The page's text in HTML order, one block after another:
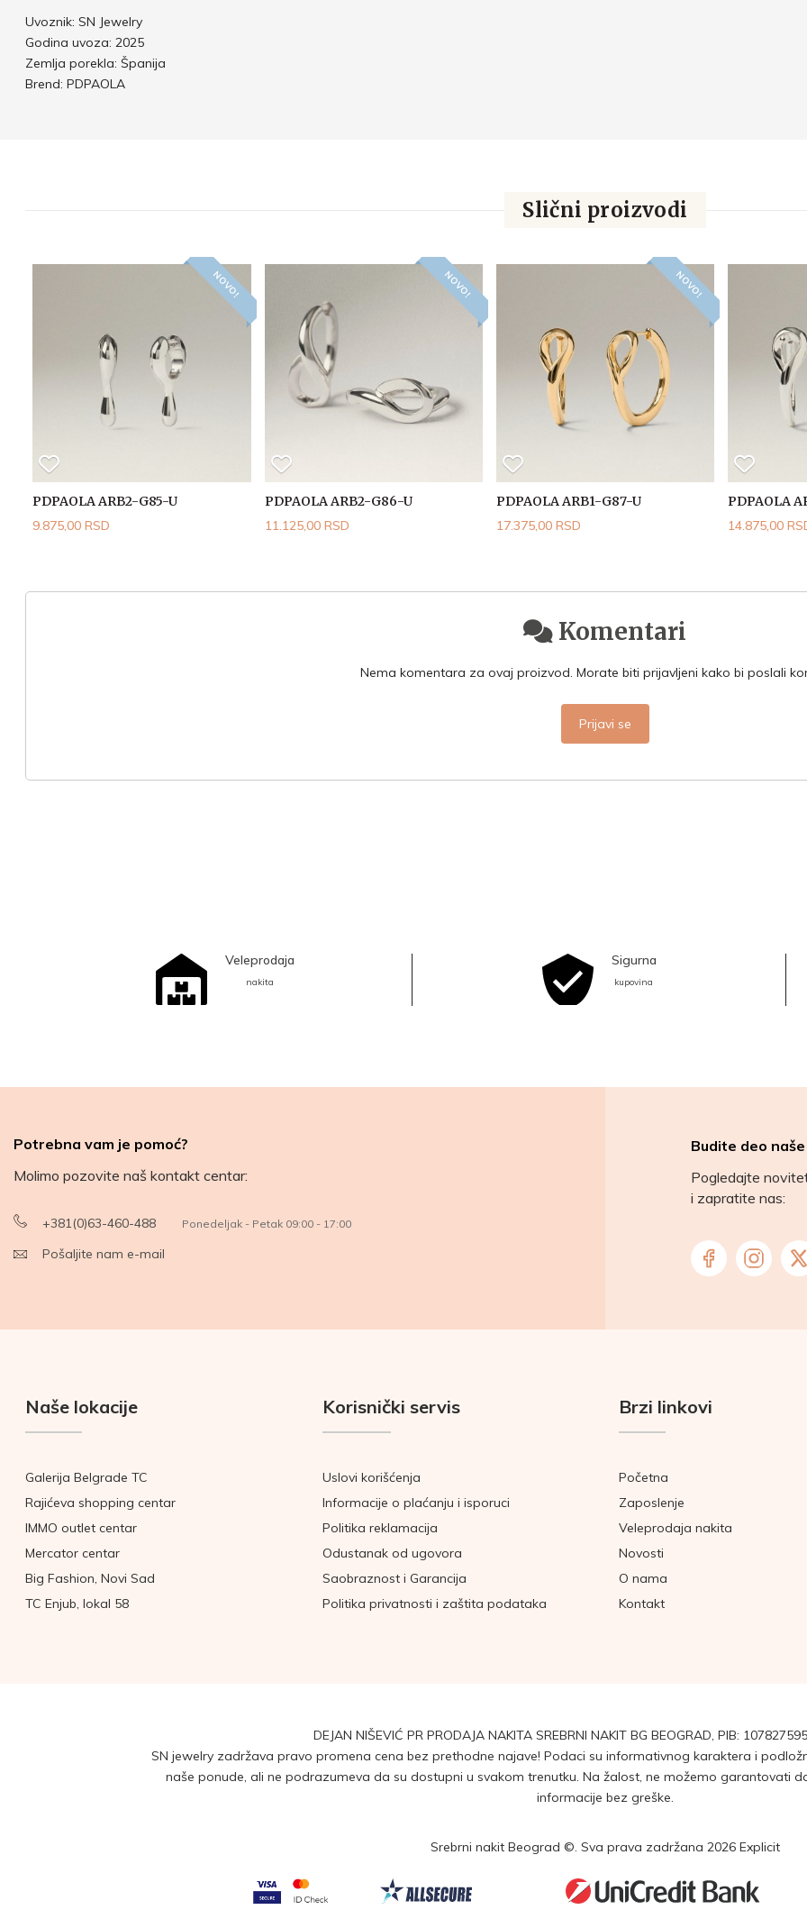
Uvoznik: SN Jewelry
Godina uvoza: 2025
Zemlja porekla: Španija
Brend: PDPAOLA
Slični proizvodi
NOVO!
PDPAOLA ARB2-G85-U
9.875,00 RSD
NOVO!
PDPAOLA ARB2-G86-U
11.125,00 RSD
NOVO!
PDPAOLA ARB1-G87-U
17.375,00 RSD
PDPAOLA
14.875,00
Komentari
Nema komentara za ovaj proizvod. Morate biti prijavljeni kako bi poslali
Prijavi se
Veleprodaja
nakita
Sigurna
kupovina
Potrebna vam je pomoć?
Molimo pozovite naš kontakt centar:
+381(0)63-460-488 Ponedeljak - Petak 09:00 - 17:00
Pošaljite nam e-mail
Budite deo
Pogledajte
i zapratite nas:
Naše lokacije
Galerija Belgrade TC
Rajićeva shopping centar
IMMO outlet centar
Mercator centar
Big Fashion, Novi Sad
TC Enjub, lokal 58
Korisnički servis
Uslovi korišćenja
Informacije o plaćanju i isporuci
Politika reklamacija
Odustanak od ugovora
Saobraznost i Garancija
Politika privatnosti i zaštita podataka
Brzi linkovi
Početna
Zaposlenje
Veleprodaja nakita
Novosti
O nama
Kontakt
DEJAN NIŠEVIĆ PR PRODAJA NAKITA SREBRNI NAKIT BG BEOGRAD, PIB:
SN jewelry zadržava pravo promena cena bez prethodne najave! Podaci su informativnog karaktera i
naše ponude, ali ne podrazumeva da su dostupni u svakom trenutku. Na žalost, ne možemo garantovati
informacije bez greške.
Srebrni nakit Beograd ©. Sva prava zadržana 2026 Explicit